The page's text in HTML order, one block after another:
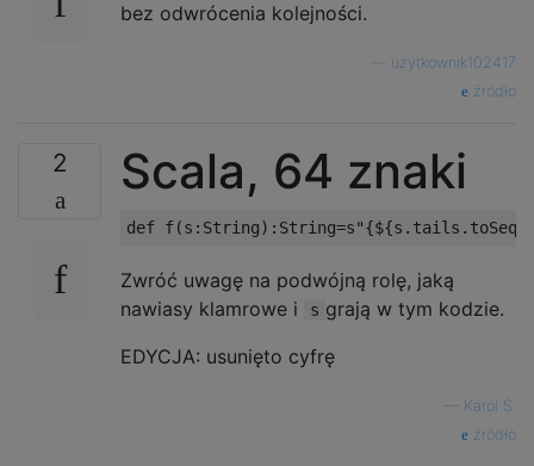
bez odwrócenia kolejności.
użytkownik102417
źródło
2 Scala, 64 znaki
Zwróć uwagę na podwójną rolę, jaką
nawiasy klamrowe i
s grają w tym kodzie.
EDYCJA: usunięto cyfrę
Karol S.
źródło